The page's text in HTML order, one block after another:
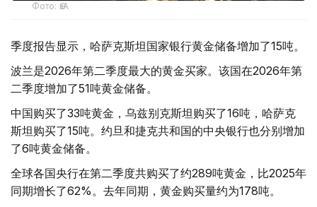
Фото: ӨзА
季度报告显示，哈萨克斯坦国家银行黄金储备增加了15吨。
波兰是2026年第二季度最大的黄金买家。该国在2026年第
二季度增加了51吨黄金储备。
中国购买了33吨黄金，乌兹别克斯坦购买了16吨，哈萨克
斯坦购买了15吨。约旦和捷克共和国的中央银行也分别增加
了6吨黄金储备。
全球各国央行在第二季度共购买了约289吨黄金，比2025年
同期增长了62%。去年同期，黄金购买量约为178吨。